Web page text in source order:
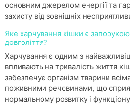
основним джерелом енергії та
захисту від зовнішніх
Яке харчування кішки є
довголіття?
Харчування є одним з
впливають на тривалість життя
забезпечує організм тварини
поживними речовинами, що
нормальному розвитку і